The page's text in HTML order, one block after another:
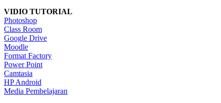
VIDIO TUTORIAL
Photoshop
Class Room
Google Drive
Moodle
Format Factory
Power Point
Camtasia
HP Android
Media Pembelajaran